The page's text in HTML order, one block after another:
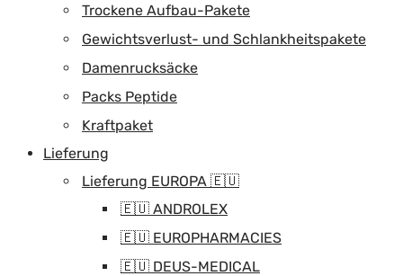
Trockene Aufbau-Pakete
Gewichtsverlust- und Schlankheitspakete
Damenrucksäcke
Packs Peptide
Kraftpaket
Lieferung
Lieferung EUROPA 🇪🇺
🇪🇺 ANDROLEX
🇪🇺 EUROPHARMACIES
🇪🇺 DEUS-MEDICAL